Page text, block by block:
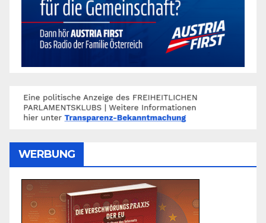
WERBUNG